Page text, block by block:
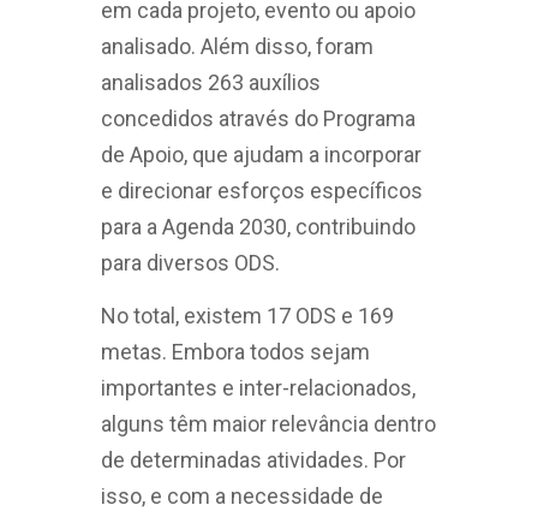
em cada projeto, evento ou apoio
analisado. Além disso, foram
analisados 263 auxílios
concedidos através do Programa
de Apoio, que ajudam a incorporar
e direcionar esforços específicos
para a Agenda 2030, contribuindo
para diversos ODS.
No total, existem 17 ODS e 169
metas. Embora todos sejam
importantes e inter-relacionados,
alguns têm maior relevância dentro
de determinadas atividades. Por
isso, e com a necessidade de